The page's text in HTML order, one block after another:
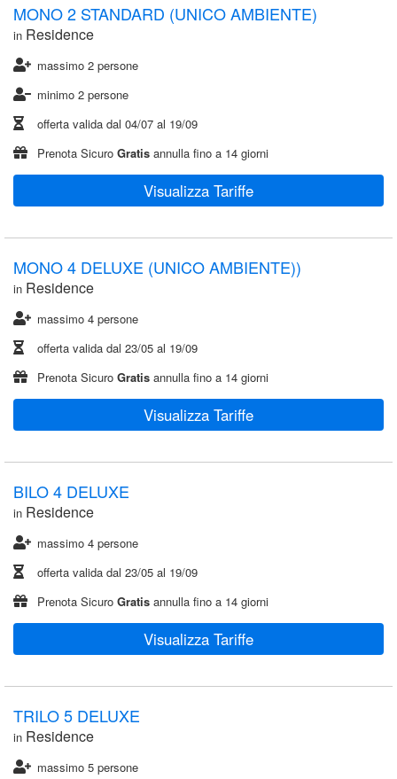
MONO 2 STANDARD (UNICO AMBIENTE)
in Residence
massimo 2 persone
minimo 2 persone
offerta valida dal 04/07 al 19/09
Prenota Sicuro Gratis annulla fino a 14 giorni
Visualizza Tariffe
MONO 4 DELUXE (UNICO AMBIENTE))
in Residence
massimo 4 persone
offerta valida dal 23/05 al 19/09
Prenota Sicuro Gratis annulla fino a 14 giorni
Visualizza Tariffe
BILO 4 DELUXE
in Residence
massimo 4 persone
offerta valida dal 23/05 al 19/09
Prenota Sicuro Gratis annulla fino a 14 giorni
Visualizza Tariffe
TRILO 5 DELUXE
in Residence
massimo 5 persone